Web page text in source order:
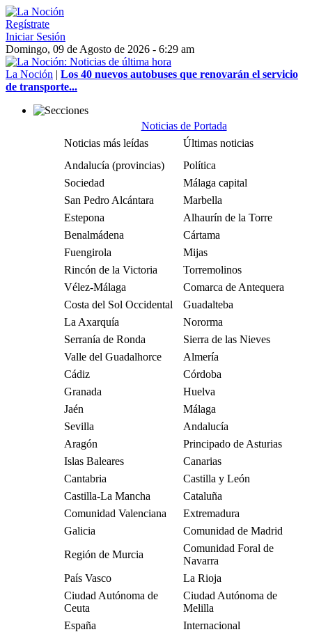
Regístrate
Iniciar Sesión
Domingo, 09 de Agosto de 2026 - 6:29 am
La Noción | Los 40 nuevos autobuses que renovarán el servicio
de transporte...
Noticias de Portada
Noticias más leídas
Últimas noticias
Andalucía (provincias)
Política
Sociedad
Málaga capital
San Pedro Alcántara
Marbella
Estepona
Alhaurín de la Torre
Benalmádena
Cártama
Fuengirola
Mijas
Rincón de la Victoria
Torremolinos
Vélez-Málaga
Comarca de Antequera
Costa del Sol Occidental
Guadalteba
La Axarquía
Nororma
Serranía de Ronda
Sierra de las Nieves
Valle del Guadalhorce
Almería
Cádiz
Córdoba
Granada
Huelva
Jaén
Málaga
Sevilla
Andalucía
Aragón
Principado de Asturias
Islas Baleares
Canarias
Cantabria
Castilla y León
Castilla-La Mancha
Cataluña
Comunidad Valenciana
Extremadura
Galicia
Comunidad de Madrid
Región de Murcia
Comunidad Foral de
Navarra
País Vasco
La Rioja
Ciudad Autónoma de
Ceuta
Ciudad Autónoma de
Melilla
España
Internacional